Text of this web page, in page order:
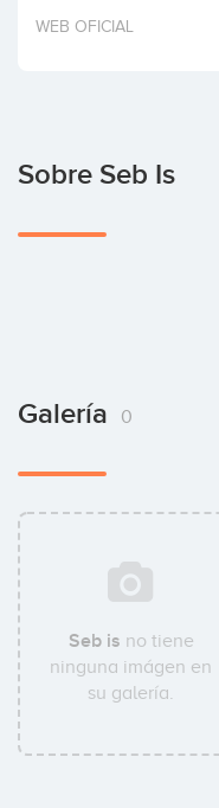
Invertir
WEB OFICIAL
Sobre Seb Is
Galería 0
Seb is no tiene
ninguna imágen en
su galería.